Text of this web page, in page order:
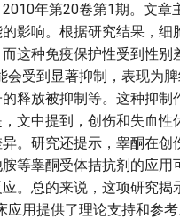
年第20卷第1期。文章
影响。根据研究结果，细
这种免疫保护性受到性别
受到显著抑制，表现为
释放被抑制等。这种抑制
文中提到，创伤和失血性
。研究还提示，睾酮在创
等睾酮受体拮抗剂的应用
。总的来说，这项研究揭
应用提供了理论支持和参